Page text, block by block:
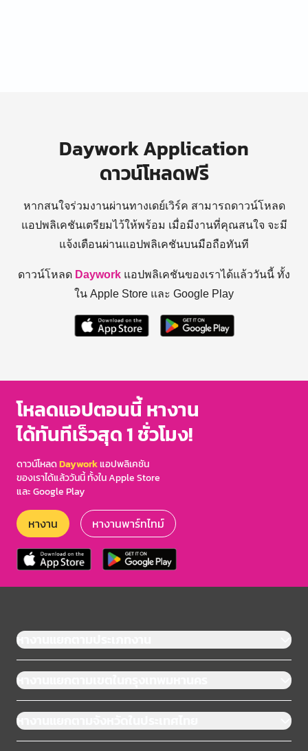
Daywork Application
ดาวน์โหลดฟรี
หากสนใจร่วมงานผ่านทางเดย์เวิร์ค สามารถดาวน์โหลด
แอปพลิเคชันเตรียมไว้ให้พร้อม เมื่อมีงานที่คุณสนใจ จะมี
แจ้งเตือนผ่านแอปพลิเคชันบนมือถือทันที
ดาวน์โหลด Daywork แอปพลิเคชันของเราได้แล้ววันนี้ ทั้ง
ใน Apple Store และ Google Play
โหลดแอปตอนนี้ หางาน
ได้ทันทีเร็วสุด 1 ชั่วโมง!
ดาวน์โหลดDayworkแอปพลิเคชัน
ของเราได้แล้ววันนี้ ทั้งใน Apple Store
และ Google Play
หางาน หางานพาร์ทไทม์
หางานแยกตามประเภทงาน
หางานแยกตามเขตในกรุงเทพมหานคร
หางานแยกตามจังหวัดในประเทศไทย